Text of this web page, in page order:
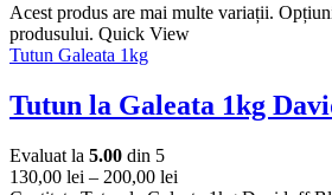
Acest produs are mai multe variații.
produsului. Quick View
Tutun Galeata 1kg
Tutun la Galeata 1kg
Evaluat la 5.00 din 5
130,00 lei – 200,00 lei